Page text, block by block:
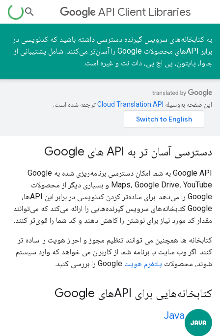
API Client Libraries
به کتابخانه‌های سرویس گیرنده دسترسی داشته باشید که کدنویسی در
برابر APIهای محصولات Google را آسان‌تر می‌کنند. شامل پشتیبانی از
جاوا، پایتون، پی اچ پی، دات نت و غیره است.
این صفحه به‌وسیله ترجمه شده است.
دسترسی آسان تر به API های Google
Google API به شما امکان دسترسی برنامه‌ریزی شده به Google
Maps، Google Drive، YouTube و بسیاری دیگر از محصولات
Google را می‌دهد. برای ساده‌تر کردن کدنویسی در برابر این APIها،
Google کتابخانه‌های سرویس گیرنده‌هایی را ارائه می‌کند که می‌توانند
مقدار کد مورد نیاز برای نوشتن را کاهش دهند و کد شما را قوی‌تر کنند.
کتابخانه ها همچنین می توانند تنظیم مجوز و احراز هویت را ساده تر
کنند. اگر وب سایت یا برنامه شما از کاربران می خواهد که وارد سیستم
شوند، محصولات پلتفرم هویت
کتابخانه‌هایی برای APIهای Google
Java